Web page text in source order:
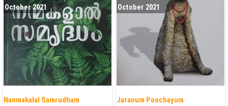
October 2021
Nanmakalal Samrudham
October 2021
Jaranum Poochayum